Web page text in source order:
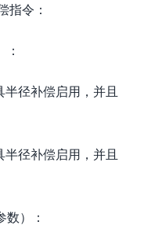
指令：
径补偿启用，并且
径补偿启用，并且
）：